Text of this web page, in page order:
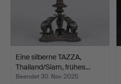
Eine silberne TAZZA,
Thailand/Siam, frühes…
Beendet 30. Nov 2025